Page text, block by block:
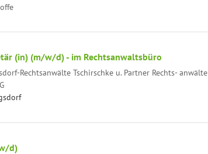
(in) (m/w/d) - im Rechtsanwaltsbüro
Rechtsanwälte Tschirschke u. Partner Rechts- anwälte
d)